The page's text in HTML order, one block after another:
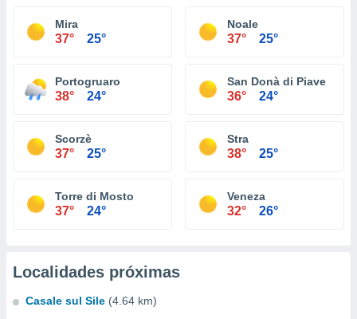
Mira
37° 25°
Noale
37° 25°
Portogruaro
38° 24°
San Donà di Piave
36° 24°
Scorzè
37° 25°
Stra
38° 25°
Torre di Mosto
37° 24°
Veneza
32° 26°
Localidades próximas
Casale sul Sile (4.64 km)